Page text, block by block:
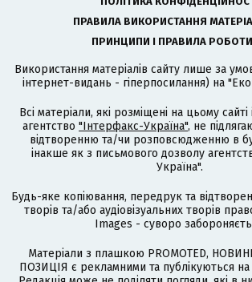
ПРАВИЛА ВИКОРИСТАННЯ
ПРИНЦИПИ І ПРАВИЛА
Використання матеріалів сайту лише за
інтернет-видань - гіперпосилання) на
Всі матеріали, які розміщені на цьому
агентство "Інтерфакс-Україна", не
відтворенню та/чи розповсюдженню в
інакше як з письмового дозволу
Україна".
Будь-яке копіювання, передрук та
творів та/або аудіовізуальних творів
Images - суворо
Матеріали з плашкою PROMOTED,
ПОЗИЦІЯ є рекламними та публікуються